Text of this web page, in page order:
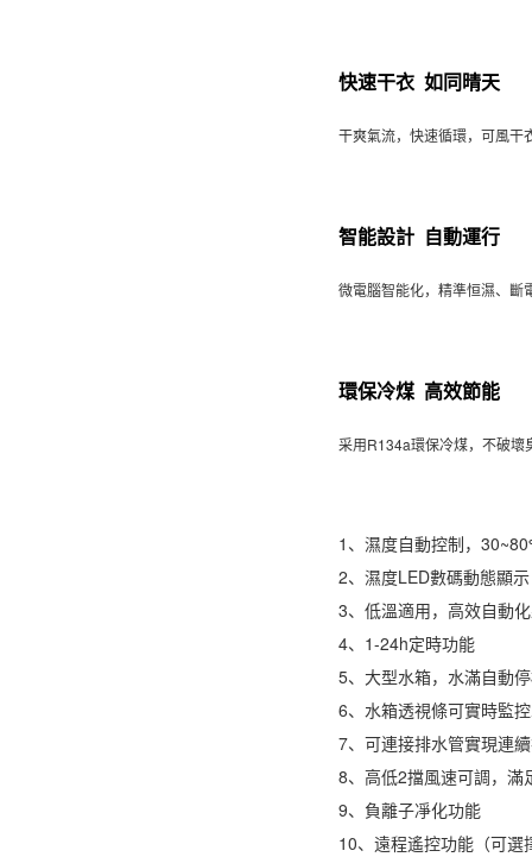
快速干衣 如同晴天
干爽氣流，快速循環，可風干
智能設計 自動運行
微電腦智能化，精準恒濕、斷
環保冷煤 高效節能
采用R134a環保冷煤，不破壞
1、 濕度自動控制，
2、濕度LED數碼動態顯示
3、低溫適用，高效自動
4、1-24h定時功能
5、大型水箱，水滿自動
6、水箱透視條可實時監
7、可連接排水管實現連
8、高低2擋風速可調，滿
9、負離子凈化功能
10、遠程遙控功能（可選